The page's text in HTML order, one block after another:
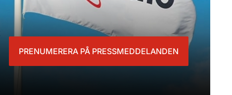
PRENUMERERA PÅ PRESSMEDDELANDEN